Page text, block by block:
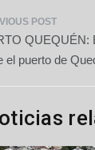
QUEQUÉN:
el puerto de